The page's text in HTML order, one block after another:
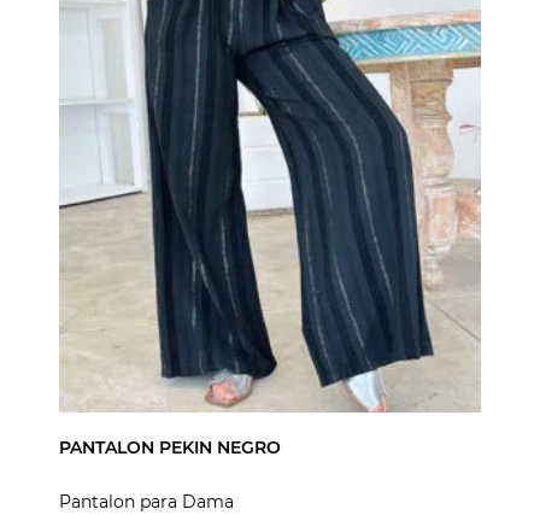
PANTALON PEKIN NEGRO
Pantalon para Dama